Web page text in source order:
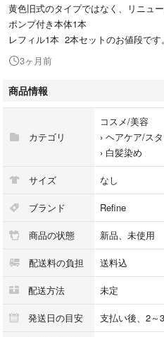
黄色旧式のタイプではなく、リニュ
ポンプ付き本体1本
レフィル1本 2本セットのお値段です。
3ヶ月前
商品情報
カテゴリ
コスメ/美容
› ヘアケア/ス
› 白髪染め
サイズ なし
ブランド Refine
商品の状態 新品、未使用
配送料の負担 送料込
配送方法 未定
発送日の目安 支払い後、2～